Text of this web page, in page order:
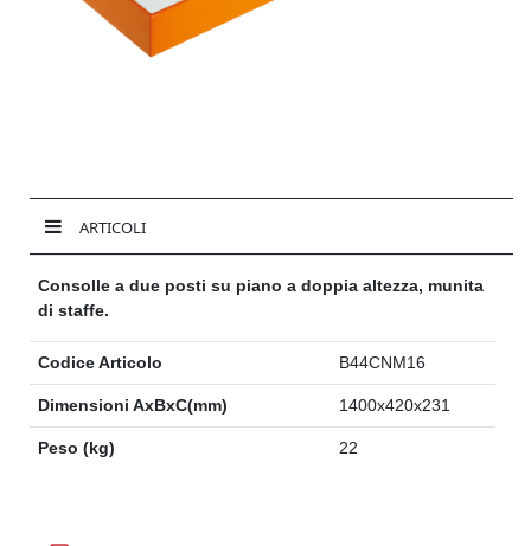
ARTICOLI
Consolle a due posti su piano a doppia altezza, munita
di staffe.
Codice Articolo B44CNM16
Dimensioni AxBxC(mm) 1400x420x231
Peso (kg) 22